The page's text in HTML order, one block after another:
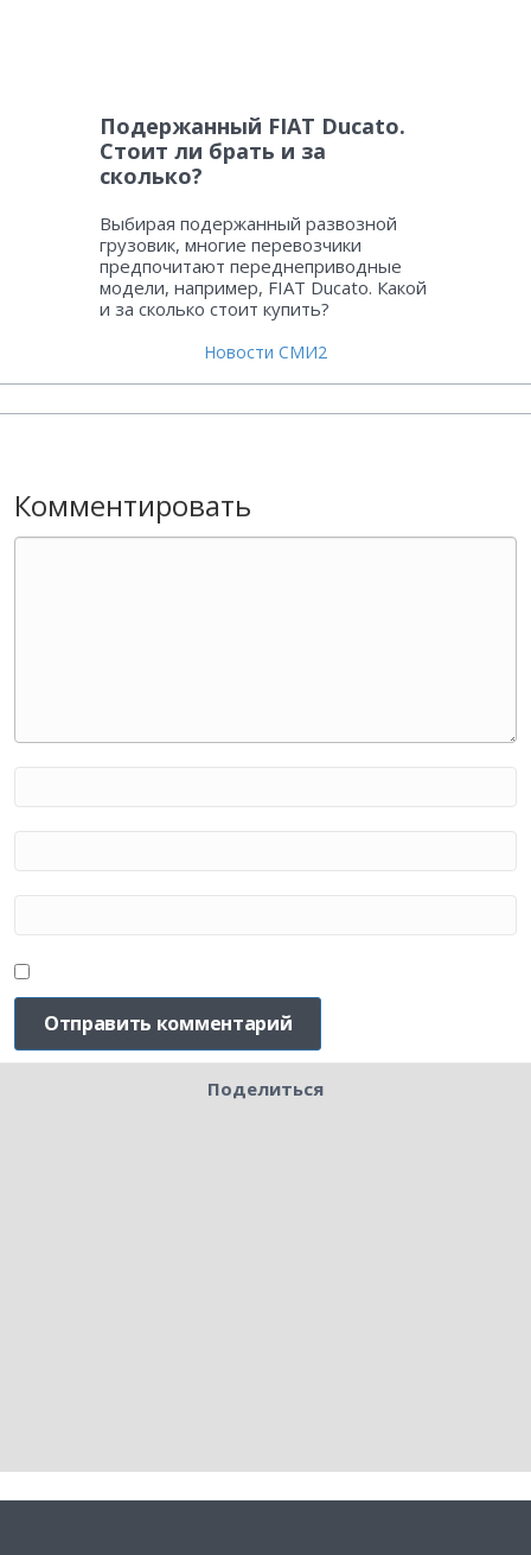
Подержанный FIAT Ducato.
Стоит ли брать и за
сколько?
Выбирая подержанный развозной
грузовик, многие перевозчики
предпочитают переднеприводные
модели, например, FIAT Ducato. Какой
и за сколько стоит купить?
Новости СМИ2
Комментировать
Поделиться